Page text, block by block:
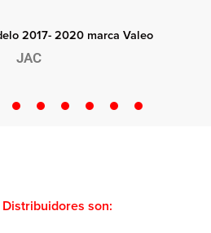
2017- 2020 marca Valeo
JAC
son: